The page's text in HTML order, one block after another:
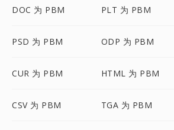
DOC 为 PBM PLT 为 PBM
PSD 为 PBM ODP 为 PBM
CUR 为 PBM HTML 为 PBM
CSV 为 PBM TGA 为 PBM